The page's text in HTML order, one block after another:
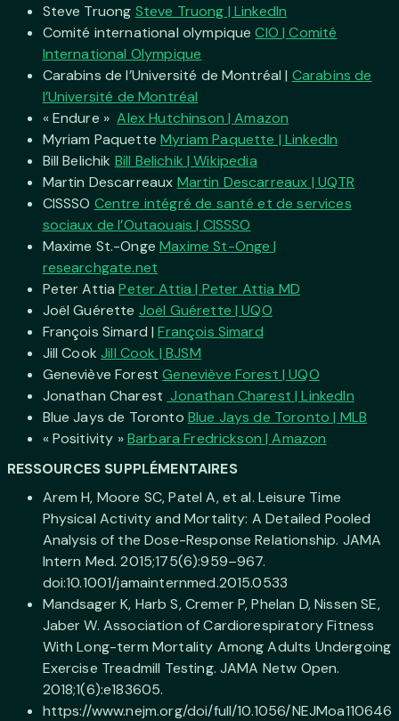
Steve Truong Steve Truong | LinkedIn
Comité international olympiqueCIO | Comité
International Olympique
Carabins de l’Université de Montréal | Carabins de
l’Université de Montréal
« Endure »Alex Hutchinson | Amazon
Myriam PaquetteMyriam Paquette | LinkedIn
Bill Belichik Bill Belichik | Wikipedia
Martin Descarreaux Martin Descarreaux | UQTR
CISSSO Centre intégré de santé et de services
sociaux de l’Outaouais | CISSSO
Maxime St.-OngeMaxime St-Onge |
researchgate.net
Peter AttiaPeter Attia | Peter Attia MD
Joël Guérette Joël Guérette | UQO
François Simard |François Simard
Jill CookJill Cook | BJSM
Geneviève ForestGeneviève Forest | UQO
Jonathan Charest Jonathan Charest | LinkedIn
Blue Jays de Toronto Blue Jays de Toronto | MLB
« Positivity »Barbara Fredrickson | Amazon
RESSOURCES SUPPLÉMENTAIRES
Arem H, Moore SC, Patel A, et al. Leisure Time
Physical Activity and Mortality: A Detailed Pooled
Analysis of the Dose-Response Relationship. JAMA
Intern Med. 2015;175(6):959–967.
doi:10.1001/jamainternmed.2015.0533
Mandsager K, Harb S, Cremer P, Phelan D, Nissen SE,
Jaber W. Association of Cardiorespiratory Fitness
With Long-term Mortality Among Adults Undergoing
Exercise Treadmill Testing. JAMA Netw Open.
2018;1(6):e183605.
https://www.nejm.org/doi/full/10.1056/